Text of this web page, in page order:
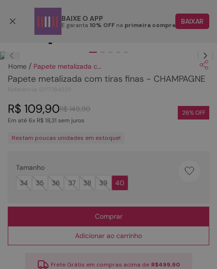
BAIXE O APP
E garanta 10% OFF na primeira compra BAIXAR
Papete metalizada com tiras finas - CHAMPAGNE
Papete metalizada com tiras finas - CHAMPAGNE
R$ 149,90
R$ 109,90
Em até6x R$18,31 sem juros
26% OFF
Restam poucas unidades em estoque!
Tamanho
34
35 36 37 38 39 40
Comprar
Adicionar ao carrinho
Frete Grátis em compras acima de R$499,90
1
2º
rasteira
4º
bota
5º
sandalia
6º
tamanco
sapatilha
couro
10º scarpin